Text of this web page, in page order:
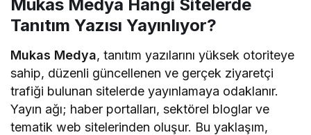
Mukas Medya Hangi Sitelerde
Tanıtım Yazısı Yayınlıyor?
Mukas Medya, tanıtım yazılarını yüksek otoriteye
sahip, düzenli güncellenen ve gerçek ziyaretçi
trafiği bulunan sitelerde yayınlamaya odaklanır.
Yayın ağı; haber portalları, sektörel bloglar ve
tematik web sitelerinden oluşur. Bu yaklaşım,